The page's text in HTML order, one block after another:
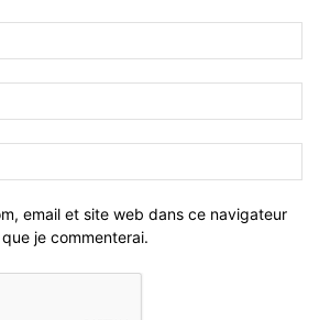
email et site web dans ce navigateur
je commenterai.